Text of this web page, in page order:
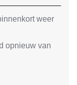
weer
opnieuw van